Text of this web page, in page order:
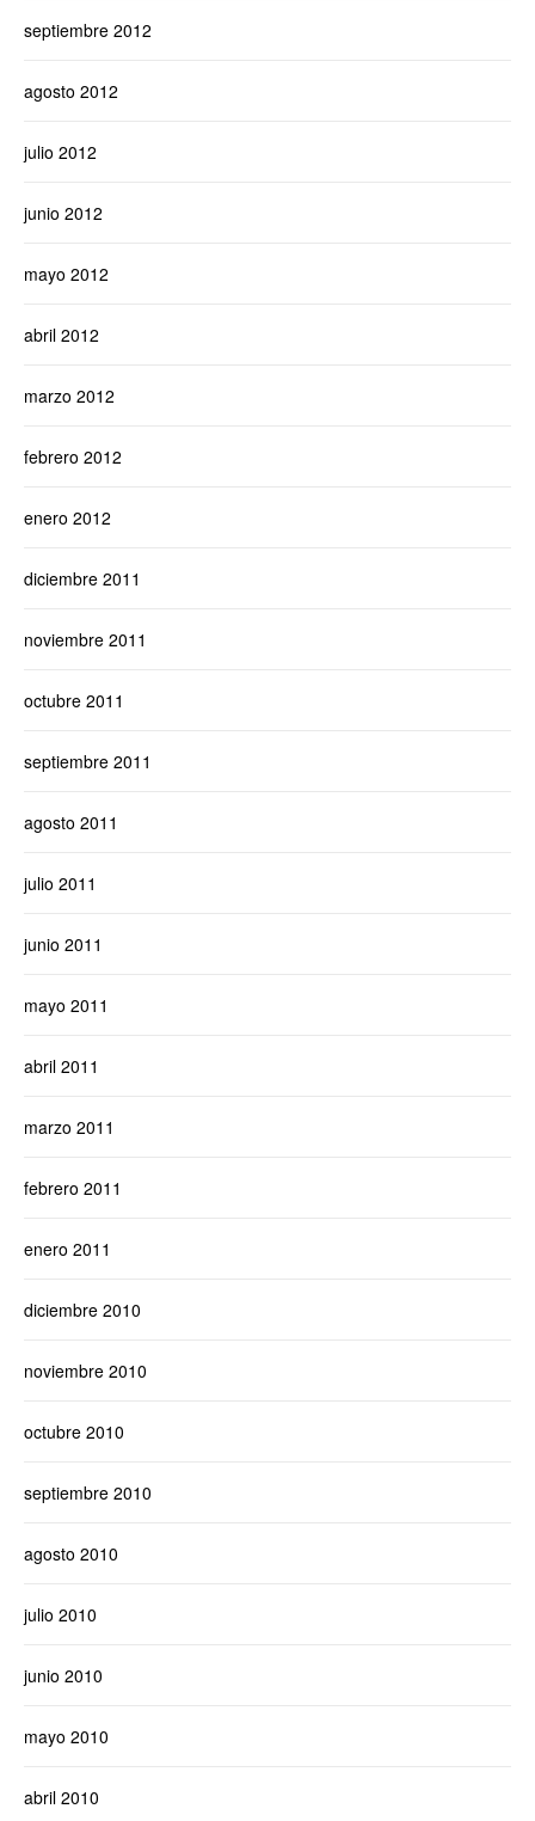
septiembre 2012
agosto 2012
julio 2012
junio 2012
mayo 2012
abril 2012
marzo 2012
febrero 2012
enero 2012
diciembre 2011
noviembre 2011
octubre 2011
septiembre 2011
agosto 2011
julio 2011
junio 2011
mayo 2011
abril 2011
marzo 2011
febrero 2011
enero 2011
diciembre 2010
noviembre 2010
octubre 2010
septiembre 2010
agosto 2010
julio 2010
junio 2010
mayo 2010
abril 2010